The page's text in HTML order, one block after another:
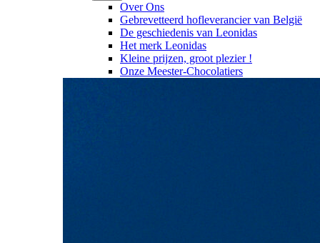
Over Ons
Gebrevetteerd hofleverancier van België
De geschiedenis van Leonidas
Het merk Leonidas
Kleine prijzen, groot plezier !
Onze Meester-Chocolatiers